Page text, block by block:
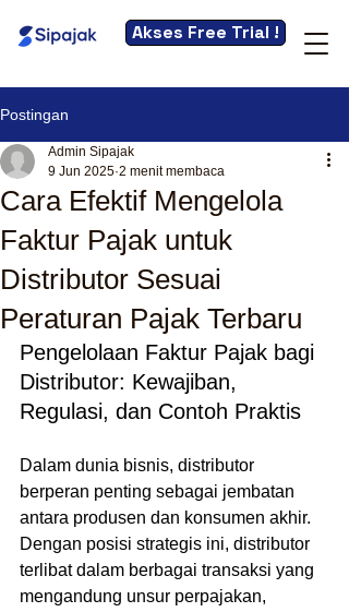
Akses Free Trial !
Postingan
Cara Efektif Mengelola
Faktur Pajak untuk
Distributor Sesuai
Peraturan Pajak Terbaru
Admin Sipajak
9 Jun 2025 2 menit membaca
Pengelolaan Faktur Pajak bagi
Distributor: Kewajiban,
Regulasi, dan Contoh Praktis
Dalam dunia bisnis, distributor
berperan penting sebagai jembatan
antara produsen dan konsumen akhir.
Dengan posisi strategis ini, distributor
terlibat dalam berbagai transaksi yang
mengandung unsur perpajakan,